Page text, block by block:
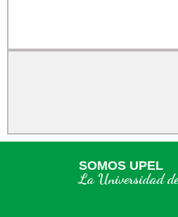
SOMOS UPEL
La Universidad